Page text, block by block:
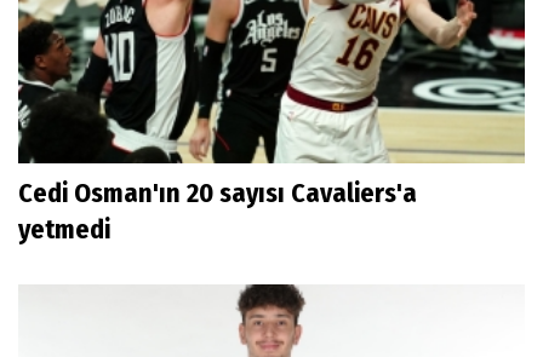
Cedi Osman'ın 20 sayısı Cavaliers'a
yetmedi